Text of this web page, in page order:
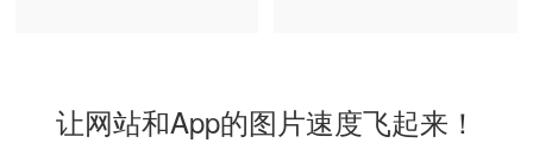
让网站和App的图片速度飞起来！